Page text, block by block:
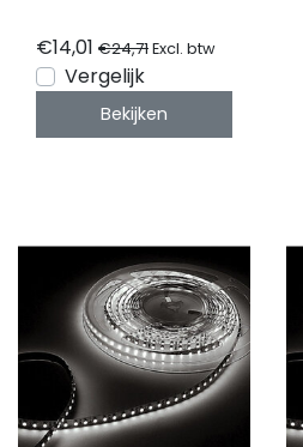
€14,01 €24,71Excl. btw
Vergelijk
Bekijken